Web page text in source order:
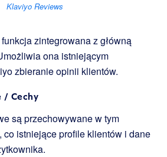
Klaviyo Reviews
zintegrowana z główną
ona istniejącym
zbieranie opinii klientów.
/ Cechy
są przechowywane w tym
co istniejące profile klientów i dane